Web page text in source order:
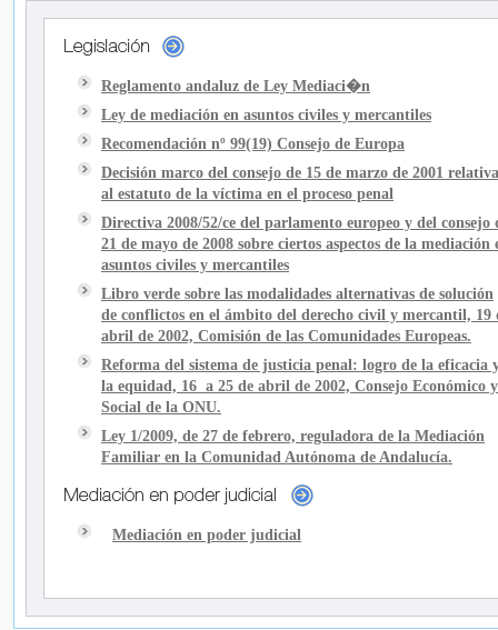
Reglamento andaluz de Ley Mediaci�n
Ley de mediación en asuntos civiles y mercantiles
Recomendación nº 99(19) Consejo de Europa
Decisión marco del consejo de 15 de marzo de 2001 relativa
al estatuto de la víctima en el proceso penal
Directiva 2008/52/ce del parlamento europeo y del consejo
21 de mayo de 2008 sobre ciertos aspectos de la mediación
asuntos civiles y mercantiles
Libro verde sobre las modalidades alternativas de solución
de conflictos en el ámbito del derecho civil y mercantil, 19
abril de 2002, Comisión de las Comunidades Europeas.
Reforma del sistema de justicia penal: logro de la eficacia
la equidad, 16 a 25 de abril de 2002, Consejo Económico y
Social de la ONU.
Ley 1/2009, de 27 de febrero, reguladora de la Mediación
Familiar en la Comunidad Autónoma de Andalucía.
Mediación en poder judicial